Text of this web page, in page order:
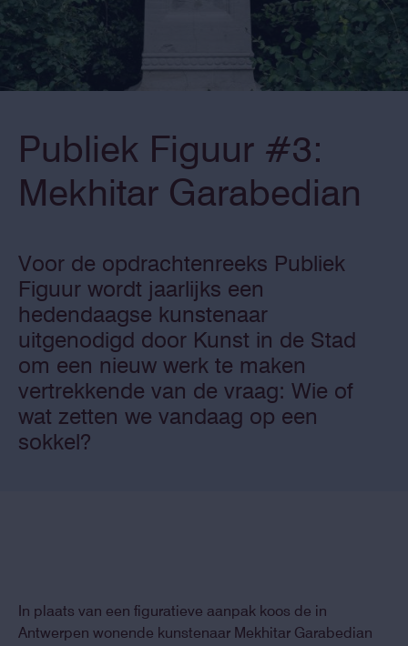
Publiek Figuur #3:
Mekhitar Garabedian
Voor de opdrachtenreeks Publiek
Figuur wordt jaarlijks een
hedendaagse kunstenaar
uitgenodigd door Kunst in de Stad
om een nieuw werk te maken
vertrekkende van de vraag: Wie of
wat zetten we vandaag op een
sokkel?
In plaats van een figuratieve aanpak koos de in
Antwerpen wonende kunstenaar Mekhitar Garabedian